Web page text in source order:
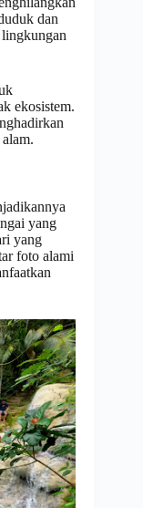
dan
lingkungan
ekosistem.
yang
yang
foto alami